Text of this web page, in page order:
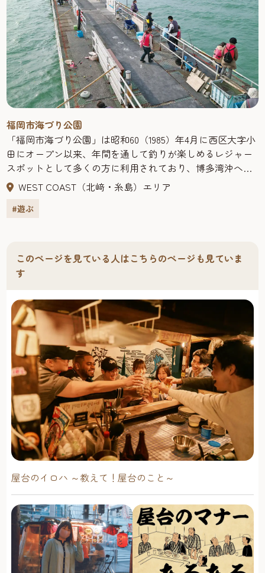
「くじらぐも“ふわんポリン”」やローラーすべり台などが
人気です。
サンシャインプール【オープン期間】７月中旬～８月末
（年により期間延長あり）西日本最大規模のレジャープー
ル。流水プールなど６つの個性的なプールで大人も子供も
大はしゃぎできる。泳ぎ疲れたら、木陰や屋根付き休憩所
で一休み。フードショップも充実している。【入場料】大
人(15才以上) ：1,900円 小人(6才以上15才未満)
：1,000円 幼児(3才～5才) ：300円
福岡市海づり公園
「福岡市海づり公園」は昭和60（1985）年4月に西区大字小
田にオープン以来、年間を通して釣りが楽しめるレジャー
スポットとして多くの方に利用されており、博多湾沖へ
386m突き出たＴ字型鋼製釣り桟橋では本格的な釣りが楽し
めます。
園内には軽食コーナーや魚拓展示コーナー、展望所、身体
す。初心者の方には、釣り方や仕掛け作りの指導を行って
います。「海洋釣堀」では豪快なマダイ釣りが体験できま
す。一度、挑戦してみてください！また夏はBBQ、冬は牡
■釣台利用料（４時間）大人1,000円，小人500円■入園料
（見学のみ）大人200円，小人100円※入園の方は、釣台に
は入ることができませんのでご注意ください。
WEST COAST（北﨑・糸島）エリア
#遊ぶ
このページを見ている人はこちらのページも見ていま
す
屋台のイロハ ～教えて！屋台のこと～